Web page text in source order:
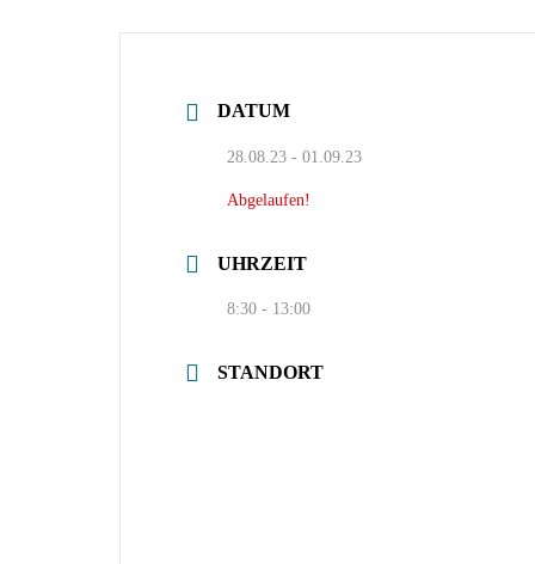
DATUM
28.08.23 - 01.09.23
Abgelaufen!
UHRZEIT
8:30 - 13:00
STANDORT